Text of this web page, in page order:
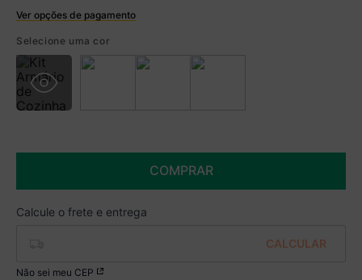
Ver opções de pagamento
R$ 474,99 à vista no Boleto
( 5 % de desconto)
Você economiza
Selecione uma cor
COMPRAR
Não sei meu CEP